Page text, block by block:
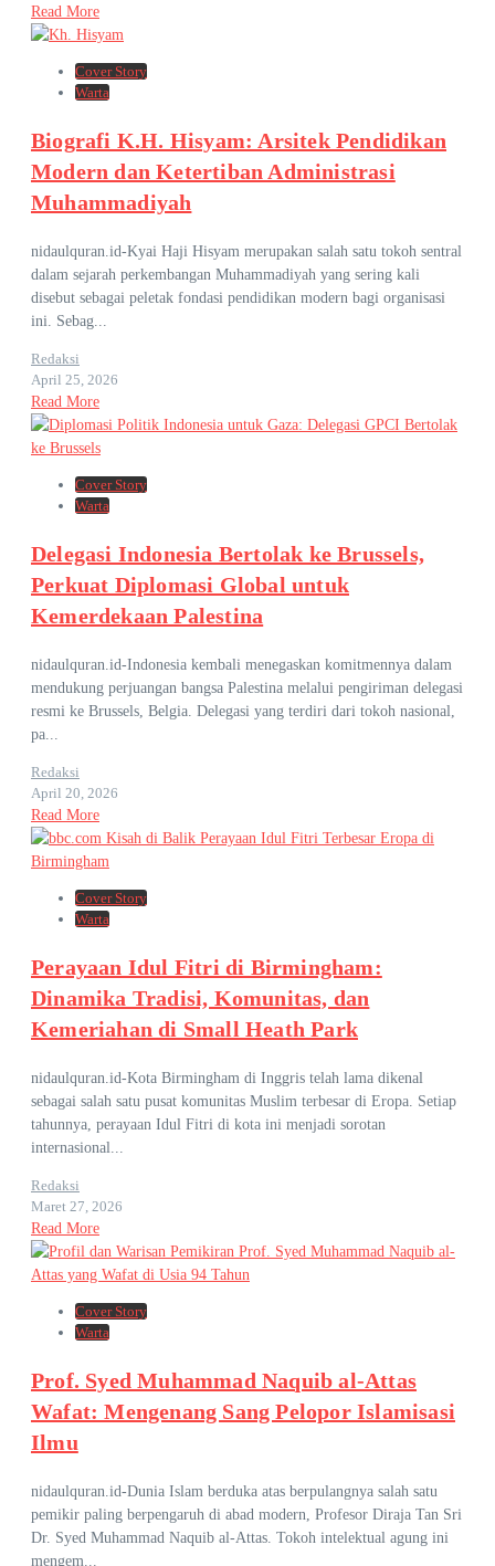
Read More
Cover Story
Warta
Biografi K.H. Hisyam: Arsitek Pendidikan
Modern dan Ketertiban Administrasi
Muhammadiyah
nidaulquran.id-Kyai Haji Hisyam merupakan salah satu tokoh sentral
dalam sejarah perkembangan Muhammadiyah yang sering kali
disebut sebagai peletak fondasi pendidikan modern bagi organisasi
ini. Sebag...
Redaksi
April 25, 2026
Read More
Cover Story
Warta
Delegasi Indonesia Bertolak ke Brussels,
Perkuat Diplomasi Global untuk
Kemerdekaan Palestina
nidaulquran.id-Indonesia kembali menegaskan komitmennya dalam
mendukung perjuangan bangsa Palestina melalui pengiriman delegasi
resmi ke Brussels, Belgia. Delegasi yang terdiri dari tokoh nasional,
pa...
Redaksi
April 20, 2026
Read More
Cover Story
Warta
Perayaan Idul Fitri di Birmingham:
Dinamika Tradisi, Komunitas, dan
Kemeriahan di Small Heath Park
nidaulquran.id-Kota Birmingham di Inggris telah lama dikenal
sebagai salah satu pusat komunitas Muslim terbesar di Eropa. Setiap
tahunnya, perayaan Idul Fitri di kota ini menjadi sorotan
internasional...
Redaksi
Maret 27, 2026
Read More
Cover Story
Warta
Prof. Syed Muhammad Naquib al-Attas
Wafat: Mengenang Sang Pelopor Islamisasi
Ilmu
nidaulquran.id-Dunia Islam berduka atas berpulangnya salah satu
pemikir paling berpengaruh di abad modern, Profesor Diraja Tan Sri
Dr. Syed Muhammad Naquib al-Attas. Tokoh intelektual agung ini
mengem...